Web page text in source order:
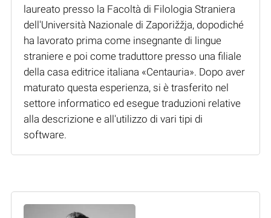
laureato presso la Facoltà di Filologia Straniera
dell'Università Nazionale di Zaporižžja, dopodiché
ha lavorato prima come insegnante di lingue
straniere e poi come traduttore presso una filiale
della casa editrice italiana «Centauria». Dopo aver
maturato questa esperienza, si è trasferito nel
settore informatico ed esegue traduzioni relative
alla descrizione e all'utilizzo di vari tipi di
software.